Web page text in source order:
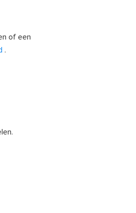
of een
.